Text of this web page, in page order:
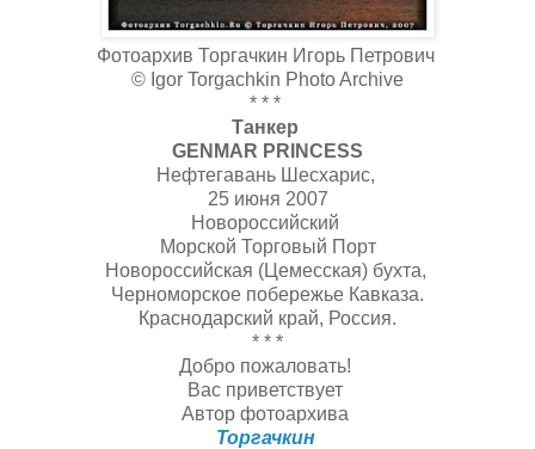
Фотоархив Торгачкин Игорь Петрович
© Igor Torgachkin Photo Archive
* * *
Танкер
GENMAR PRINCESS
Нефтегавань Шесхарис,
25 июня 2007
Новороссийский
Морской Торговый Порт
Новороссийская (Цемесская) бухта,
Черноморское побережье Кавказа.
Краснодарский край, Россия.
* * *
Добро пожаловать!
Вас приветствует
Автор фотоархива
Торгачкин